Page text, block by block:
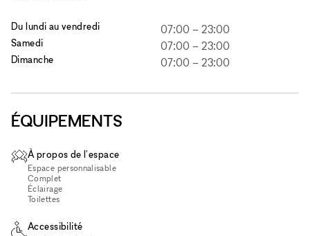
Du lundi au vendredi 07:00 – 23:00
Samedi 07:00 – 23:00
Dimanche 07:00 – 23:00
ÉQUIPEMENTS
À propos de l'espace
Espace personnalisable
Complet
Éclairage
Toilettes
Accessibilité